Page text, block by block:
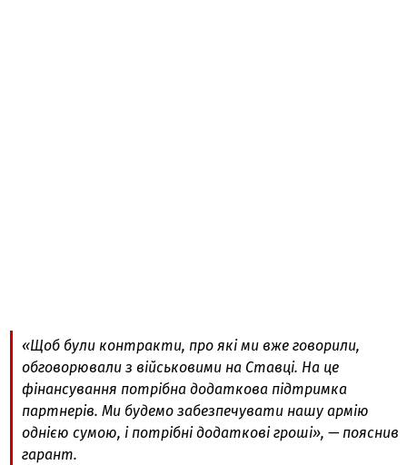
«Щоб були контракти, про які ми вже говорили,
обговорювали з військовими на Ставці. На це
фінансування потрібна додаткова підтримка
партнерів. Ми будемо забезпечувати нашу армію
однією сумою, і потрібні додаткові гроші», — пояснив
гарант.